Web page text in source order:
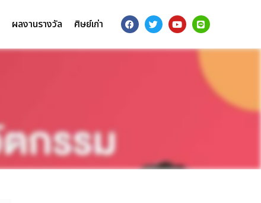
ผลงานรางวัล ศิษย์เก่า